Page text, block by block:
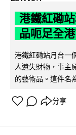
港鐵紅磡
品呃足全
港鐵紅磡站月台一
人遺失財物，事主
的藝術品。這件名
分享